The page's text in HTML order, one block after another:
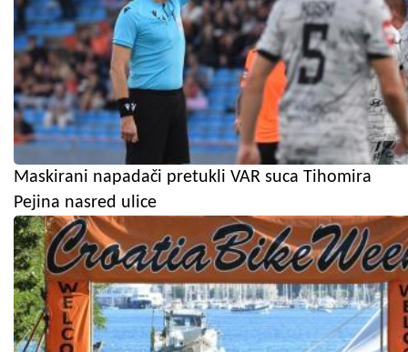
Maskirani napadači pretukli VAR suca Tihomira
Pejina nasred ulice